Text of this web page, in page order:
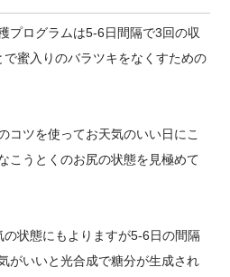
プログラムは5-6日間隔で3回の収
蜜入りのバラツキをなくすための
コツを使ってお天気のいい日にこ
こうとくのお尻の状態を見極めて
状態にもよりますが5-6日の間隔
がいいと光合成で糖分が生成され